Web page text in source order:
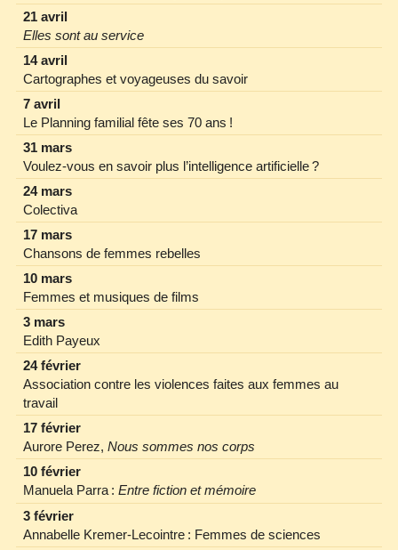
21 avril
Elles sont au service
14 avril
Cartographes et voyageuses du savoir
7 avril
Le Planning familial fête ses 70 ans !
31 mars
Voulez‐vous en savoir plus l’intelligence artificielle ?
24 mars
Colectiva
17 mars
Chansons de femmes rebelles
10 mars
Femmes et musiques de films
3 mars
Edith Payeux
24 février
Association contre les violences faites aux femmes au
travail
17 février
Aurore Perez, Nous sommes nos corps
10 février
Manuela Parra : Entre fiction et mémoire
3 février
Annabelle Kremer‐Lecointre : Femmes de sciences